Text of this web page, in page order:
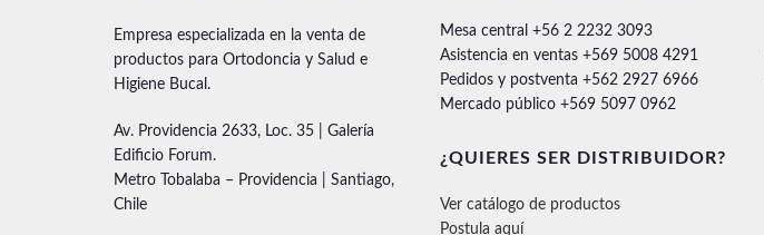
Empresa especializada en la venta de
productos para Ortodoncia y Salud e
Higiene Bucal.
Av. Providencia 2633, Loc. 35 | Galería
Edificio Forum.
Metro Tobalaba – Providencia | Santiago,
Chile
Mesa central +56 2 2232 3093
Asistencia en ventas +569 5008 4291
Pedidos y postventa +562 2927 6966
Mercado público +569 5097 0962
¿QUIERES SER DISTRIBUIDOR?
Ver catálogo de productos
Postula aquí